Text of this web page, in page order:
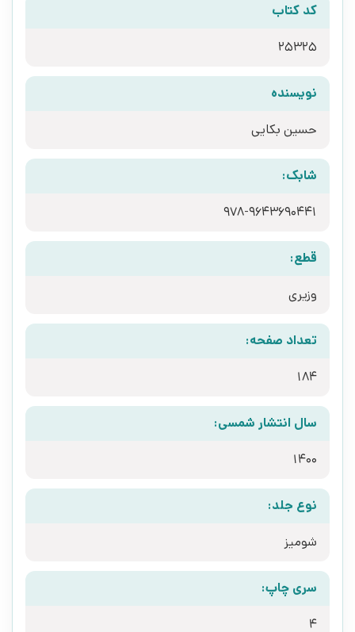
کد کتاب
25325
نویسنده
حسین بکایی
شابک:
978-9643690441
قطع:
وزیری
تعداد صفحه:
184
سال انتشار شمسی:
1400
نوع جلد:
شومیز
سری چاپ:
4